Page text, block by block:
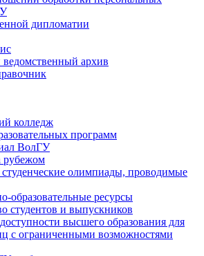
дипломатии
архив
колледж
программ
ВолГУ
рубежом
студенческие олимпиады, проводимые
образовательные ресурсы
студентов и выпускников
высшего образования для
с ограниченными возможностями